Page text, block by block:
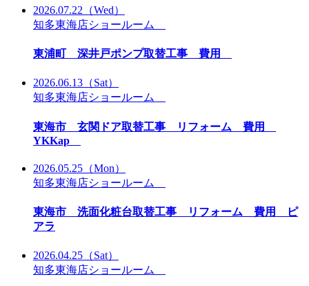
2026.07.22 （Wed）
知多東海店ショールーム
東浦町 深井戸ポンプ取替工事 費用
2026.06.13 （Sat）
知多東海店ショールーム
東海市 玄関ドア取替工事 リフォーム 費用
YKKap
2026.05.25 （Mon）
知多東海店ショールーム
東海市 洗面化粧台取替工事 リフォーム 費用 ピ
アラ
2026.04.25 （Sat）
知多東海店ショールーム